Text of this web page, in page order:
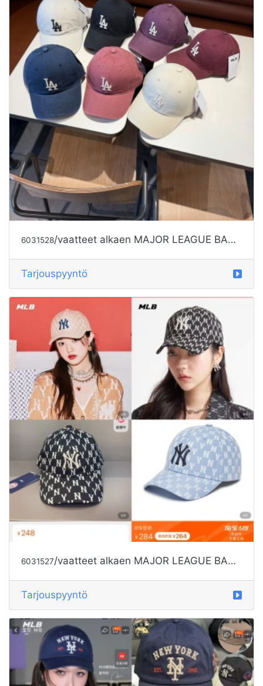
6031528/vaatteet alkaen MAJOR LEAGUE BASEBALL
Tarjouspyyntö
6031527/vaatteet alkaen MAJOR LEAGUE BASEBALL
Tarjouspyyntö